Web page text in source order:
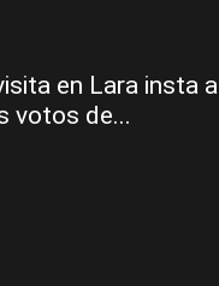
en Lara insta a
votos de...